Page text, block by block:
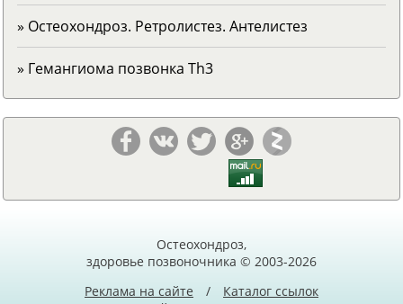
» Остеохондроз. Ретролистез. Антелистез
» Гемангиома позвонка Тh3
Остеохондроз,
здоровье позвоночника © 2003-2026
Реклама на сайте
/
Каталог ссылок